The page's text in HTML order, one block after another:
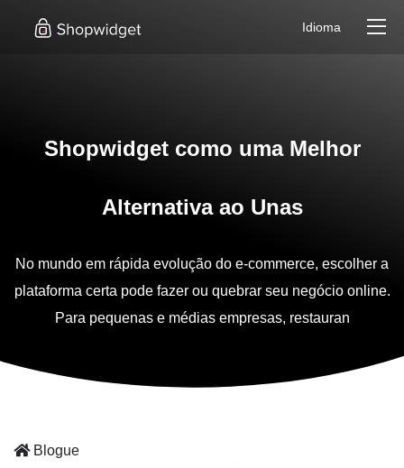
Idioma
Shopwidget como uma Melhor
Alternativa ao Unas
No mundo em rápida evolução do e-commerce, escolher a
plataforma certa pode fazer ou quebrar seu negócio online.
Para pequenas e médias empresas, restauran
Blogue